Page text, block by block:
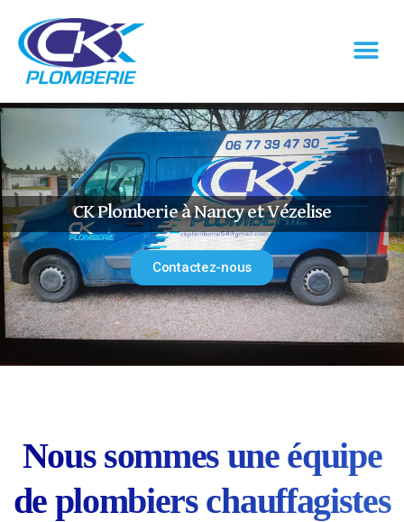
CK Plomberie à Nancy et Vézelise
Contactez-nous
Nous sommes une équipe
de plombiers chauffagistes